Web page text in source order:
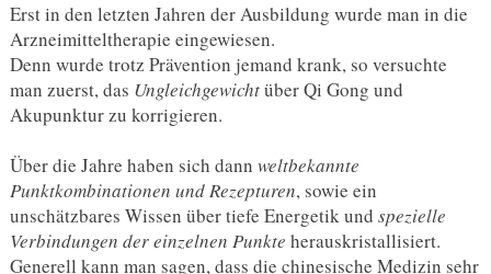
Erst in den letzten Jahren der Ausbildung wurde man in die
Arzneimitteltherapie eingewiesen.
Denn wurde trotz Prävention jemand krank, so versuchte
man zuerst, das Ungleichgewichtüber Qi Gong und
Akupunktur zu korrigieren.
Über die Jahre haben sich dann weltbekannte
Punktkombinationen und Rezepturen, sowie ein
unschätzbares Wissen über tiefe Energetik und spezielle
Verbindungen der einzelnen Punkte herauskristallisiert.
Generell kann man sagen, dass die chinesische Medizin sehr